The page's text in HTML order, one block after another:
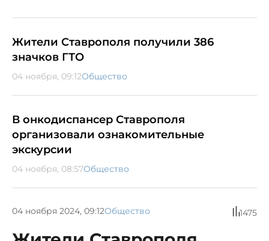
Жители Ставрополя получили 386
значков ГТО
04 ноября, 09:12Общество
В онкодиспансер Ставрополя
организовали ознакомительные
экскурсии
04 ноября, 08:57Общество
04 ноября 2024, 09:12Общество 1475